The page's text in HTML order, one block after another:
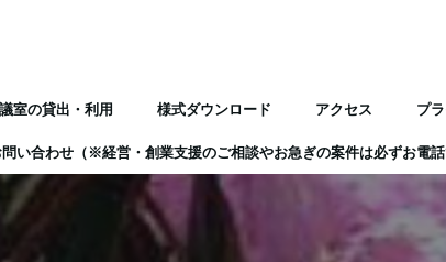
室の貸出・利用 様式ダウンロード アクセス プ
問い合わせ（※経営・創業支援のご相談やお急ぎの案件は必ずお電話